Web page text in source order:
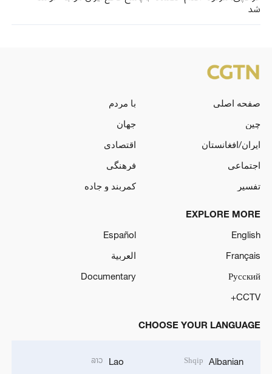
شد
صفحه اصلی
با مردم
چین
جهان
ایران/افغانستان
اقتصادی
اجتماعی
فرهنگی
تفسیر
کمربند و جاده
EXPLORE MORE
English
Español
Français
العربية
Русский
Documentary
CCTV+
CHOOSE YOUR LANGUAGE
Albanian
Shqip
Lao
ລາວ